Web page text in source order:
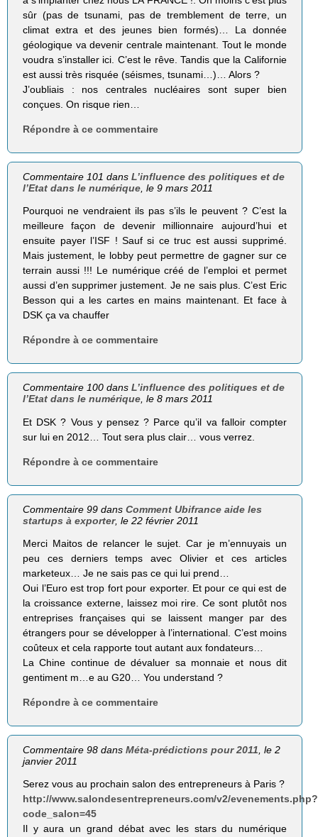
sûr (pas de tsunami, pas de tremblement de terre, un
climat extra et des jeunes bien formés)… La donnée
géologique va devenir centrale maintenant. Tout le monde
voudra s’installer ici. C’est le rêve. Tandis que la Californie
est aussi très risquée (séismes, tsunami…)… Alors ?
J’oubliais : nos centrales nucléaires sont super bien
conçues. On risque rien…
Répondre à ce commentaire
Commentaire 101 dansL’influence des politiques et de
l’Etat dans le numérique, le 9 mars 2011
Pourquoi ne vendraient ils pas s’ils le peuvent ? C’est la
meilleure façon de devenir millionnaire aujourd’hui et
ensuite payer l’ISF ! Sauf si ce truc est aussi supprimé.
Mais justement, le lobby peut permettre de gagner sur ce
terrain aussi !!! Le numérique créé de l’emploi et permet
aussi d’en supprimer justement. Je ne sais plus. C’est Eric
Besson qui a les cartes en mains maintenant. Et face à
DSK ça va chauffer
Répondre à ce commentaire
Commentaire 100 dansL’influence des politiques et de
l’Etat dans le numérique, le 8 mars 2011
Et DSK ? Vous y pensez ? Parce qu’il va falloir compter
sur lui en 2012… Tout sera plus clair… vous verrez.
Répondre à ce commentaire
Commentaire 99 dansComment Ubifrance aide les
startups à exporter, le 22 février 2011
Merci Maitos de relancer le sujet. Car je m’ennuyais un
peu ces derniers temps avec Olivier et ces articles
marketeux… Je ne sais pas ce qui lui prend…
Oui l’Euro est trop fort pour exporter. Et pour ce qui est de
la croissance externe, laissez moi rire. Ce sont plutôt nos
entreprises françaises qui se laissent manger par des
étrangers pour se développer à l’international. C’est moins
coûteux et cela rapporte tout autant aux fondateurs…
La Chine continue de dévaluer sa monnaie et nous dit
gentiment m…e au G20… You understand ?
Répondre à ce commentaire
Commentaire 98 dansMéta-prédictions pour 2011 , le 2
janvier 2011
Serez vous au prochain salon des entrepreneurs à Paris ?
http://www.salondesentrepreneurs.com/v2/evenements.php?
code_salon=45
Il y aura un grand débat avec les stars du numérique